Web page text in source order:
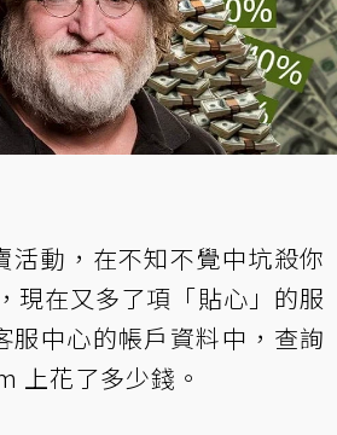
活動，在不知不覺中坑殺你
，現在又多了項「貼心」的服
服中心的帳戶資料中，查詢
上花了多少錢。